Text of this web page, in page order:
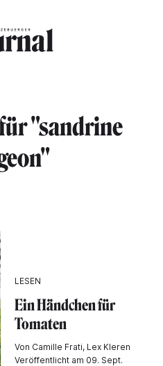
"sandrine
LESEN
Ein Händchen für
Tomaten
Von Camille Frati, Lex Kleren
Veröffentlicht am 09. Sept.